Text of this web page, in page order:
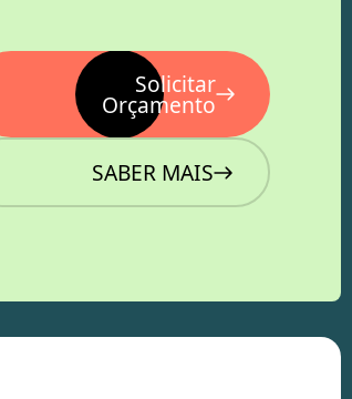
Solicitar
Orçamento
SABER MAIS